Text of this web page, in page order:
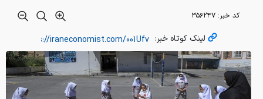
کد خبر: ۳۵۶۲۴۷
لینک کوتاه خبر: